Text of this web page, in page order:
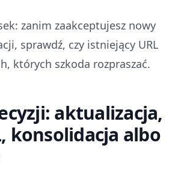
zanim zaakceptujesz nowy
sprawdź, czy istniejący URL
których szkoda rozpraszać.
aktualizacja,
konsolidacja albo